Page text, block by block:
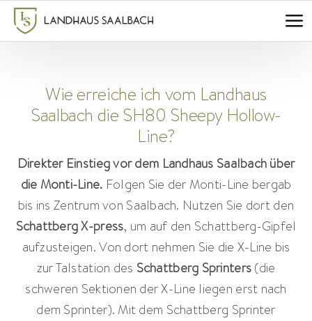
Zum
Inhalt
Wie erreiche ich vom Landhaus
Saalbach die SH80 Sheepy Hollow-
Line?
Direkter Einstieg vor dem Landhaus Saalbach über
die Monti-Line. Folgen Sie der Monti-Line bergab
bis ins Zentrum von Saalbach. Nutzen Sie dort den
Schattberg X-press, um auf den Schattberg-Gipfel
aufzusteigen. Von dort nehmen Sie die X-Line bis
zur Talstation des Schattberg Sprinters (die
schweren Sektionen der X-Line liegen erst nach
dem Sprinter). Mit dem Schattberg Sprinter